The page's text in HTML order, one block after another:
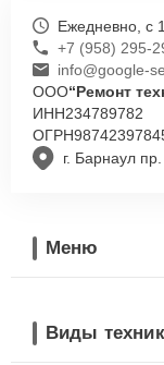
г. Барнаул
Ежедневно, с
+7 (958) 295-
info@google-
ООО“Ремонт
ИНН234789782
ОГРН
Меню
Виды